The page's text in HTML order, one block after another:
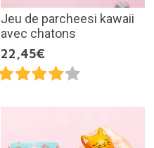
Jeu de parcheesi kawaii
avec chatons
22,45€